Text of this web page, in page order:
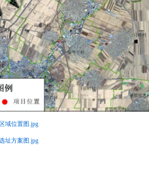
区域位置图.jpg
址方案图.jpg